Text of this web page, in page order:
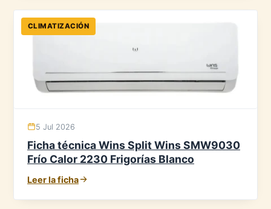
CLIMATIZACIÓN
5 Jul 2026
Ficha técnica Wins Split Wins SMW9030
Frío Calor 2230 Frigorías Blanco
Leer la ficha